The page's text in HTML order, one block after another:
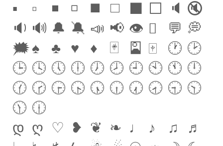
▪️
▫️ ◾️ ◽️ ◼️ ◻️ ⬛️ ⬜️ 🔈 🔇
🔉 🔊 🔔 🔕 📣 📢 👁 ‍🗨 💬 💭
🗯♠️ ♣️ ♥️ ♦️ 🃏 🎴 🀄️ 🕐 🕑
🕒 🕓 🕔 🕕 🕖 🕗 🕘 🕙 🕚 🕛
🕜 🕝 🕞 🕟 🕠 🕡 🕢 🕣 🕤 🕥
🕦 🕧
დ ღ ♡ ❥ ❦ ❧ ♩ ♪ ♫
♬